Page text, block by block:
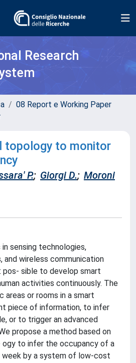
Research
08 Report e Working Paper
topology to monitor
P.; Giorgi D.; Moroni
sensing technologies,
and wireless communication
pos- sible to develop smart
activities continuously. The
or rooms in a smart
piece of information, to infer
or to trigger an advanced
propose a method based on
to infer the occupancy of a
week by a system of low-cost